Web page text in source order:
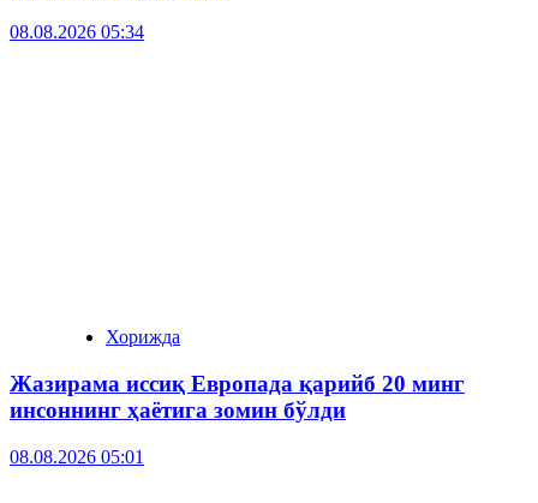
08.08.2026 05:34
Хорижда
Жазирама иссиқ Европада қарийб 20 минг
инсоннинг ҳаётига зомин бўлди
08.08.2026 05:01